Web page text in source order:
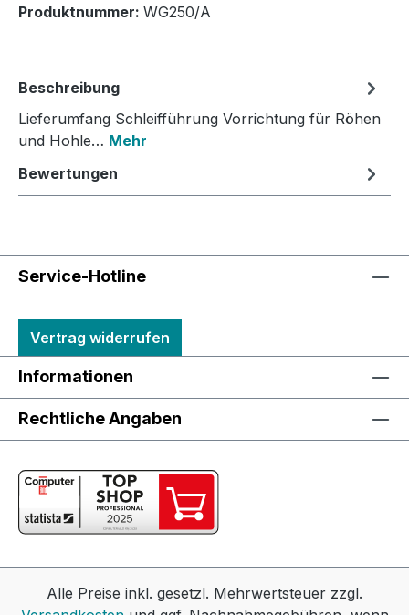
Produktnummer: WG250/A
Beschreibung
Lieferumfang Schleifführung Vorrichtung für Röhen
und Hohle… Mehr
Bewertungen
Service-Hotline
Vertrag widerrufen
Informationen
Rechtliche Angaben
Alle Preise inkl. gesetzl. Mehrwertsteuer zzgl.